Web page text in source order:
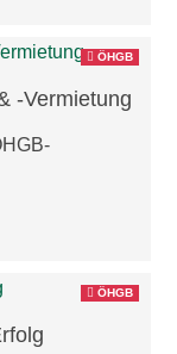
ÖHGB
-Vermietung
ÖHGB